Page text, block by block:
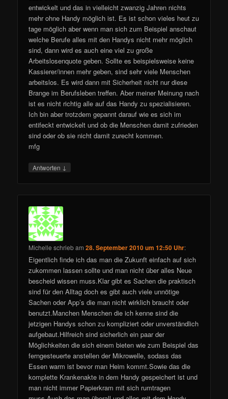
entwickelt und das in vielleicht zwanzig Jahren nichts
mehr ohne Handy möglich ist. Es ist schon vieles heut zu
tage möglich aber wenn man sich zum Beispiel anschaut
welche Berufe alles mit den Handys nicht mehr möglich
sind, dann wird es auch eine viel zu große
Arbeitslosenquote geben. Sollte es beispielsweise keine
Kassierer/innen mehr geben, sind sehr viele Menschen
arbeitslos. Es wird dann mit Sicherheit nicht nur diese
Brange im Berufsleben treffen. Aber meiner Meinung nach
ist es nicht richtig alle auf das Handy zu spezialisieren.
Ich bin aber trotzdem gepannt darauf wie es sich im
entifeckt entwickelt und ob die Menschen damit zufrieden
sind oder ob sie nicht damit zurecht kommen.
mfg
Antworten ↓
Michelle schriebam28. September 2010 um 12:50 Uhr:
Eigentlich finde ich das man die Zukunft einfach auf sich
zukommen lassen sollte und man nicht über alles Neue
bescheid wissen muss.Klar gibt es Sachen die praktisch
sind für den Alltag doch es gibt auch viele unnötige
Sachen oder App’s die man nicht wirklich braucht oder
benutzt.Manchen Menschen die ich kenne sind die
jetzigen Handys schon zu kompliziert oder unverständlich
aufgebaut.Hilfreich sind sicherlich ein paar der
Möglichkeiten die sich einem bieten wie zum Beispiel das
ferngesteuerte anstellen der Mikrowelle, sodass das
Essen warm ist bevor man Heim kommt.Sowie das die
komplette Krankenakte in dem Handy gespeichert ist und
man nicht immer Papierkram mit sich rumtragen